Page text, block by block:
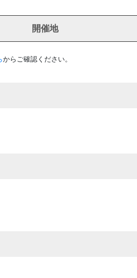
開催地
からご確認ください。